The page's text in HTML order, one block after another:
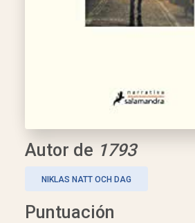
Autor de 1793
NIKLAS NATT OCH DAG
Puntuación